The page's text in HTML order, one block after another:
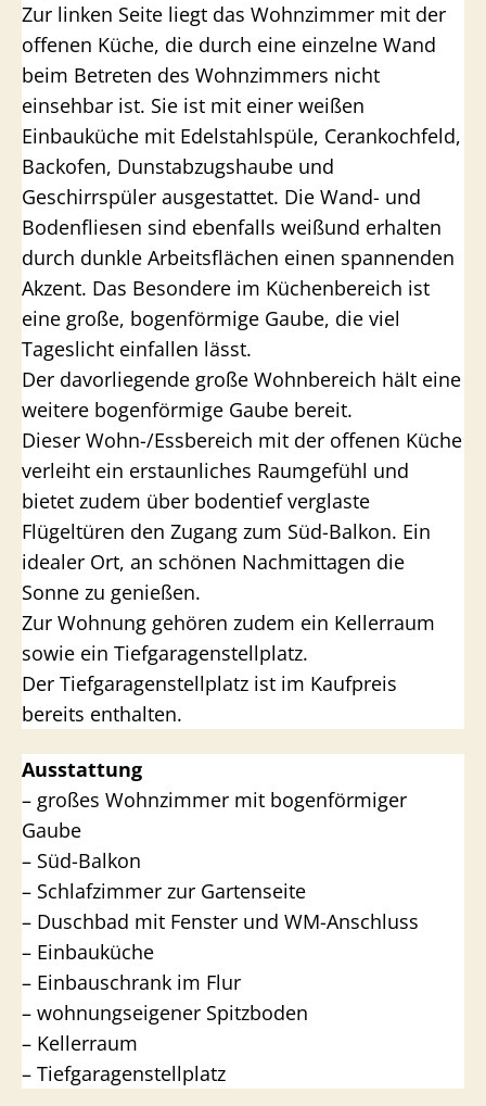
Zur linken Seite liegt das Wohnzimmer mit der
offenen Küche, die durch eine einzelne Wand
beim Betreten des Wohnzimmers nicht
einsehbar ist. Sie ist mit einer weißen
Einbauküche mit Edelstahlspüle, Cerankochfeld,
Backofen, Dunstabzugshaube und
Geschirrspüler ausgestattet. Die Wand- und
Bodenfliesen sind ebenfalls weißund erhalten
durch dunkle Arbeitsflächen einen spannenden
Akzent. Das Besondere im Küchenbereich ist
eine große, bogenförmige Gaube, die viel
Tageslicht einfallen lässt.
Der davorliegende große Wohnbereich hält eine
weitere bogenförmige Gaube bereit.
Dieser Wohn-/Essbereich mit der offenen Küche
verleiht ein erstaunliches Raumgefühl und
bietet zudem über bodentief verglaste
Flügeltüren den Zugang zum Süd-Balkon. Ein
idealer Ort, an schönen Nachmittagen die
Sonne zu genießen.
Zur Wohnung gehören zudem ein Kellerraum
sowie ein Tiefgaragenstellplatz.
Der Tiefgaragenstellplatz ist im Kaufpreis
bereits enthalten.
Ausstattung
– großes Wohnzimmer mit bogenförmiger
Gaube
– Süd-Balkon
– Schlafzimmer zur Gartenseite
– Duschbad mit Fenster und WM-Anschluss
– Einbauküche
– Einbauschrank im Flur
– wohnungseigener Spitzboden
– Kellerraum
– Tiefgaragenstellplatz